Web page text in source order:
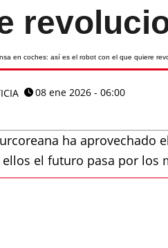
08 ene 2026 - 06:00
ha aprovechado
ellos el futuro pasa por los